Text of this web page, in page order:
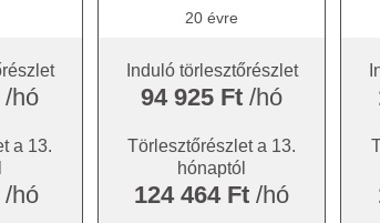
/hó
a 13.
/hó
20 évre
Induló törlesztőrészlet
94 925 Ft /hó
Törlesztőrészlet a 13.
hónaptól
124 464 Ft /hó